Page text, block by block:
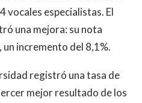
vocales especialistas. El
una mejora: su nota
un incremento del 8,1%.
registró una tasa de
mejor resultado de los